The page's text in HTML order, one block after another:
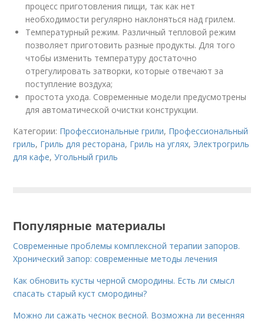
процесс приготовления пищи, так как нет
необходимости регулярно наклоняться над грилем.
Температурный режим. Различный тепловой режим
позволяет приготовить разные продукты. Для того
чтобы изменить температуру достаточно
отрегулировать затворки, которые отвечают за
поступление воздуха;
простота ухода. Современные модели предусмотрены
для автоматической очистки конструкции.
Категории: Профессиональные грили, Профессиональный
гриль, Гриль для ресторана, Гриль на углях, Электрогриль
для кафе,Угольный гриль
Популярные материалы
Современные проблемы комплексной терапии запоров.
Хронический запор: современные методы лечения
Как обновить кусты черной смородины. Есть ли смысл
спасать старый куст смородины?
Можно ли сажать чеснок весной. Возможна ли весенняя